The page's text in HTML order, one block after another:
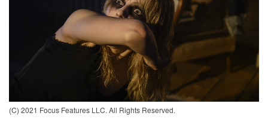
(C) 2021 Focus Features LLC. All Rights Reserved.